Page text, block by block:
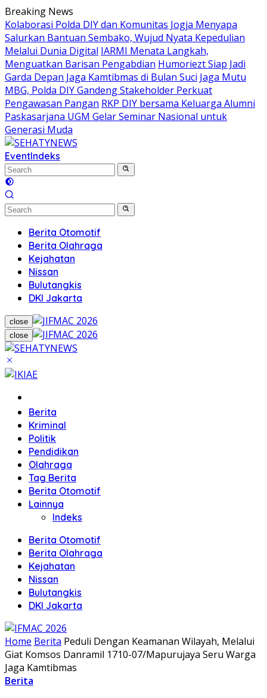
Skip
to
content
Breaking News
Kolaborasi Polda DIY dan Komunitas Jogja Menyapa
Salurkan Bantuan Sembako, Wujud Nyata Kepedulian
Melalui Dunia Digital IARMI Menata Langkah,
Menguatkan Barisan Pengabdian Humoriezt Siap Jadi
Garda Depan Jaga Kamtibmas di Bulan Suci Jaga Mutu
MBG, Polda DIY Gandeng Stakeholder Perkuat
Pengawasan Pangan RKP DIY bersama Keluarga Alumni
Paskasarjana UGM Gelar Seminar Nasional untuk
Generasi Muda
EventIndeks
Berita Otomotif
Berita Olahraga
Kejahatan
Nissan
Bulutangkis
DKI Jakarta
close
close
Berita
Kriminal
Politik
Pendidikan
Olahraga
Tag Berita
Berita Otomotif
Lainnya
Indeks
Berita Otomotif
Berita Olahraga
Kejahatan
Nissan
Bulutangkis
DKI Jakarta
Home Berita Peduli Dengan Keamanan Wilayah, Melalui
Giat Komsos Danramil 1710-07/Mapurujaya Seru Warga
Jaga Kamtibmas
Berita